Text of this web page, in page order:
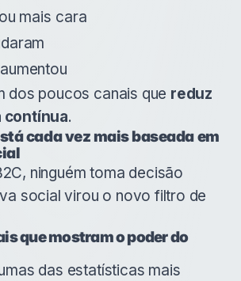
mais cara
dos poucos canais que reduz
contínua.
cada vez mais baseada em
ninguém toma decisão
social virou o novo filtro de
que mostram o poder do
das estatísticas mais